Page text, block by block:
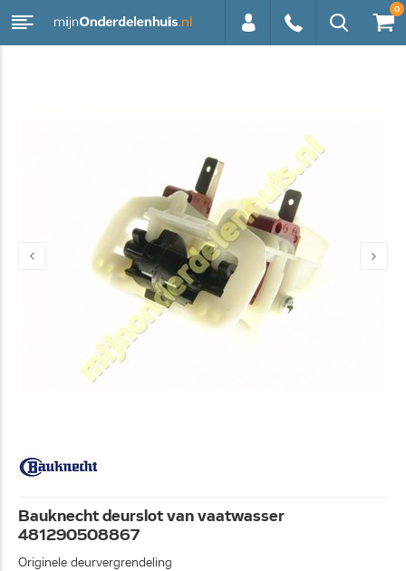
250628
0
Bauknecht deurslot van vaatwasser
481290508867
Originele deurvergrendeling